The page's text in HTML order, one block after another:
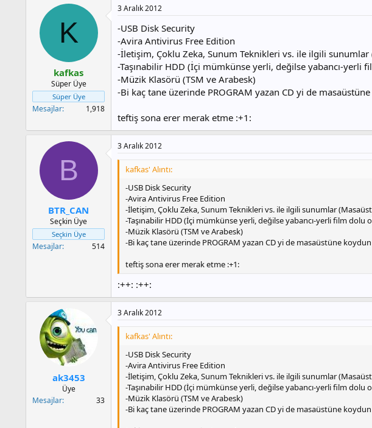
K
kafkas
Süper Üye
Süper Üye
Mesajlar 1,918
3 Aralık 2012
-USB Disk Security
-Avira Antivirus Free Edition
-İletişim, Çoklu Zeka, Sunum Teknikleri vs. ile ilgili
-Taşınabilir HDD (İçi mümkünse yerli, değilse yabancı-yerli
-Müzik Klasörü (TSM ve Arabesk)
-Bi kaç tane üzerinde PROGRAM yazan CD yi de
teftiş sona erer merak etme :+1:
B
BTR_CAN
Seçkin Üye
Seçkin Üye
Mesajlar 514
3 Aralık 2012
kafkas' Alıntı:
-USB Disk Security
-Avira Antivirus Free Edition
-İletişim, Çoklu Zeka, Sunum Teknikleri vs. ile ilgili sunumlar
-Taşınabilir HDD (İçi mümkünse yerli, değilse yabancı-yerli film dolu
-Müzik Klasörü (TSM ve Arabesk)
-Bi kaç tane üzerinde PROGRAM yazan CD yi de masaüstüne
teftiş sona erer merak etme :+1:
:++: :++:
ak3453
Üye
Mesajlar
33
3 Aralık 2012
kafkas' Alıntı:
-USB Disk Security
-Avira Antivirus Free Edition
-İletişim, Çoklu Zeka, Sunum Teknikleri vs. ile ilgili sunumlar
-Taşınabilir HDD (İçi mümkünse yerli, değilse yabancı-yerli film dolu
-Müzik Klasörü (TSM ve Arabesk)
-Bi kaç tane üzerinde PROGRAM yazan CD yi de masaüstüne